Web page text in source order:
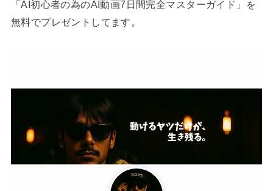
「AI初心者の為のAI動画7日間完全マスターガイド」を
無料でプレゼントしてます。